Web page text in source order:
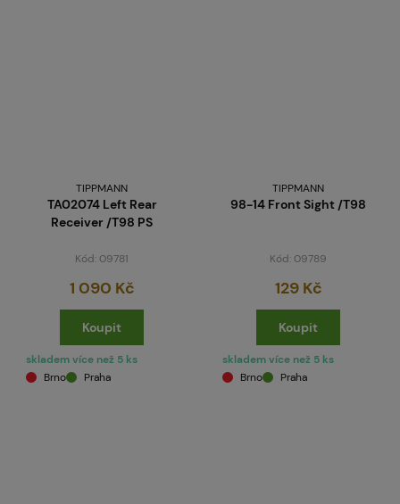
TIPPMANN
TA02074 Left Rear
Receiver /T98 PS
Kód: 09781
1 090 Kč
Koupit
skladem více než 5 ks
Brno
Praha
TIPPMANN
98-14 Front Sight /T98
Kód: 09789
129 Kč
Koupit
skladem více než 5 ks
Brno
Praha